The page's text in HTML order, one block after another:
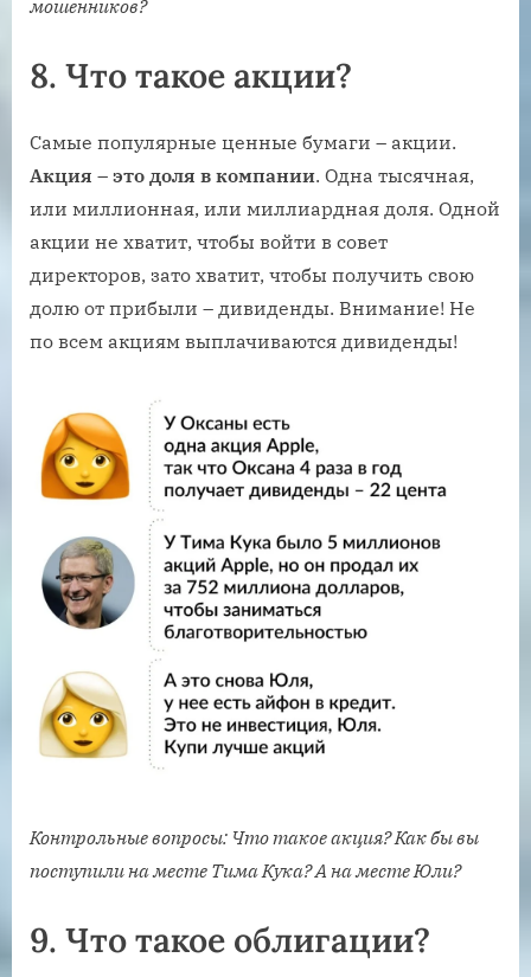
мошенников?
8. Что такое акции?
Самые популярные ценные бумаги – акции.
Акция – это доля в компании. Одна тысячная,
или миллионная, или миллиардная доля. Одной
акции не хватит, чтобы войти в совет
директоров, зато хватит, чтобы получить свою
долю от прибыли – дивиденды. Внимание! Не
по всем акциям выплачиваются дивиденды!
Контрольные вопросы: Что такое акция? Как бы вы
поступили на месте Тима Кука? А на месте Юли?
9. Что такое облигации?